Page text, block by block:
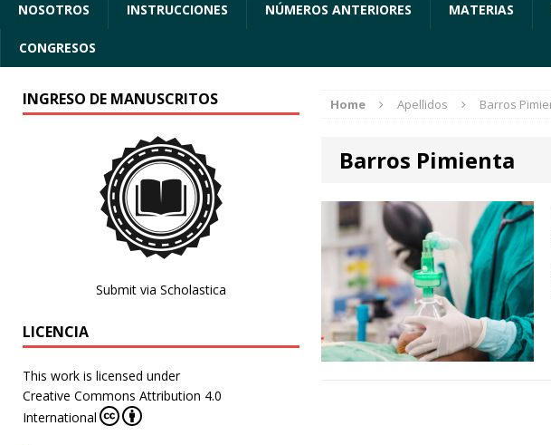
NOSOTROS INSTRUCCIONES NÚMEROS ANTERIORES MATERIAS
CONGRESOS
Home Apellidos Barros
Barros Pimienta
INGRESO DE MANUSCRITOS
Submit via Scholastica
LICENCIA
This work is licensed under
Creative Commons Attribution 4.0
International